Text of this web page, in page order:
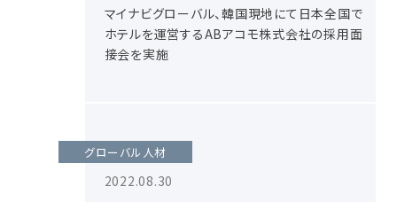
マイナビグローバル、韓国現地にて日本全国で
ホテルを運営するABアコモ株式会社の採用面
接会を実施
グローバル人材
2022.08.30